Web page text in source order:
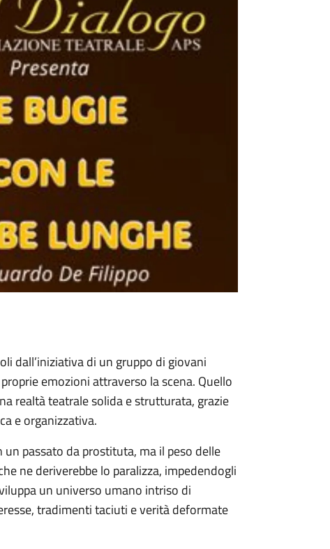
dall’iniziativa di un gruppo di giovani
emozioni attraverso la scena. Quello
realtà teatrale solida e strutturata, grazie
e organizzativa.
passato da prostituta, ma il peso delle
ne deriverebbe lo paralizza, impedendogli
un universo umano intriso di
tradimenti taciuti e verità deformate